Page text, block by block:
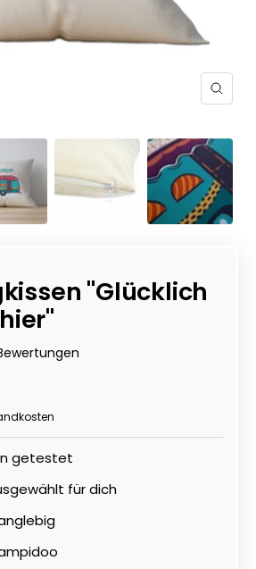
Zoom
"Glücklich
getestet
für dich